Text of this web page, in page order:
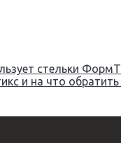
стельки
и на что